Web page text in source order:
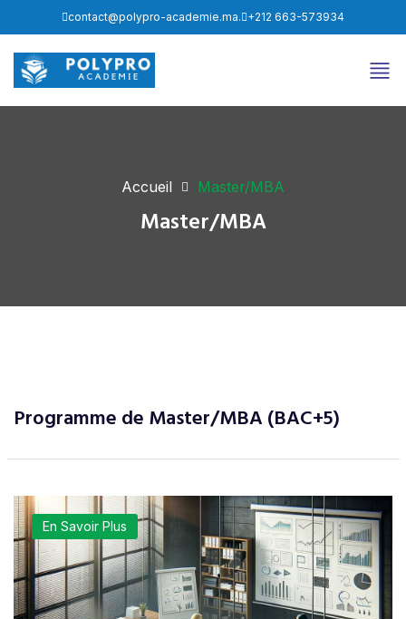
contact@polypro-academie.ma. +212 663-573934
Accueil Master/MBA
Master/MBA
Programme de Master/MBA (BAC+5)
En Savoir Plus